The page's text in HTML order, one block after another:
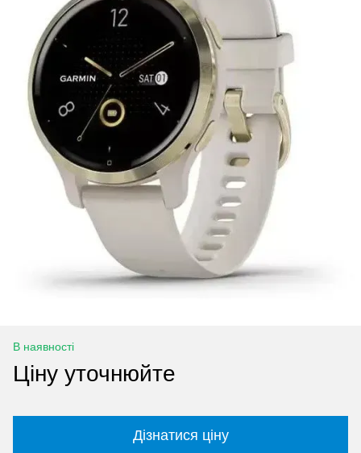
В наявності
Ціну уточнюйте
Дізнатися ціну